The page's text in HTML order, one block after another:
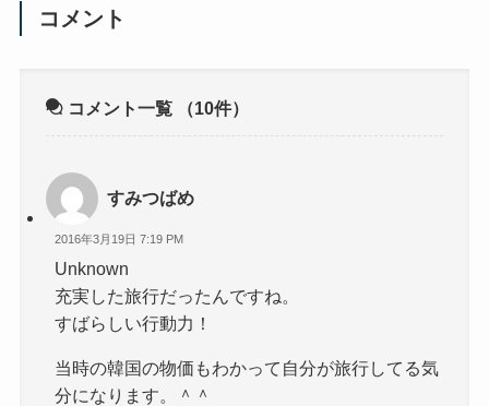
コメント
コメント一覧 （10件）
すみつばめ
2016年3月19日 7:19 PM
Unknown
充実した旅行だったんですね。
すばらしい行動力！
当時の韓国の物価もわかって自分が旅行してる気
分になります。＾＾